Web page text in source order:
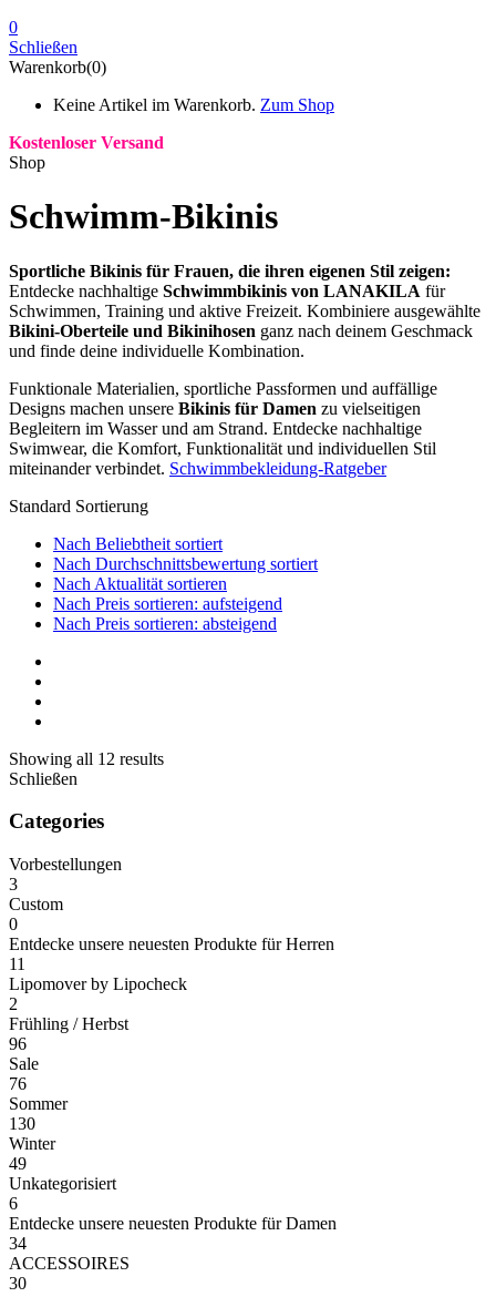
0
Schließen
Warenkorb(0)
Keine Artikel im Warenkorb. Zum Shop
Kostenloser Versand
Shop
Schwimm-Bikinis
Sportliche Bikinis für Frauen, die ihren eigenen Stil zeigen:
Entdecke nachhaltige Schwimmbikinis von LANAKILA für
Schwimmen, Training und aktive Freizeit. Kombiniere ausgewählte
Bikini-Oberteile und Bikinihosen ganz nach deinem Geschmack
und finde deine individuelle Kombination.
Funktionale Materialien, sportliche Passformen und auffällige
Designs machen unsere Bikinis für Damen zu vielseitigen
Begleitern im Wasser und am Strand. Entdecke nachhaltige
Swimwear, die Komfort, Funktionalität und individuellen Stil
miteinander verbindet. Schwimmbekleidung-Ratgeber
Standard Sortierung
Nach Beliebtheit sortiert
Nach Durchschnittsbewertung sortiert
Nach Aktualität sortieren
Nach Preis sortieren: aufsteigend
Nach Preis sortieren: absteigend
Showing all 12 results
Schließen
Categories
Vorbestellungen
3
Custom
0
Entdecke unsere neuesten Produkte für Herren
11
Lipomover by Lipocheck
2
Frühling / Herbst
96
Sale
76
Sommer
130
Winter
49
Unkategorisiert
6
Entdecke unsere neuesten Produkte für Damen
34
ACCESSOIRES
30